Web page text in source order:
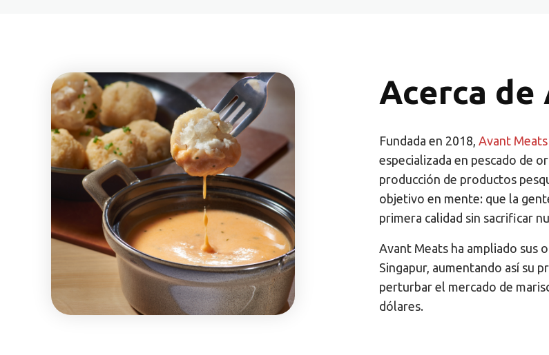
Acerca de
Fundada en 2018, Avant Meats
especializada en pescado de
producción de productos
objetivo en mente: que la
primera calidad sin sacrificar
Avant Meats ha ampliado sus
Singapur, aumentando así su
perturbar el mercado de
dólares.